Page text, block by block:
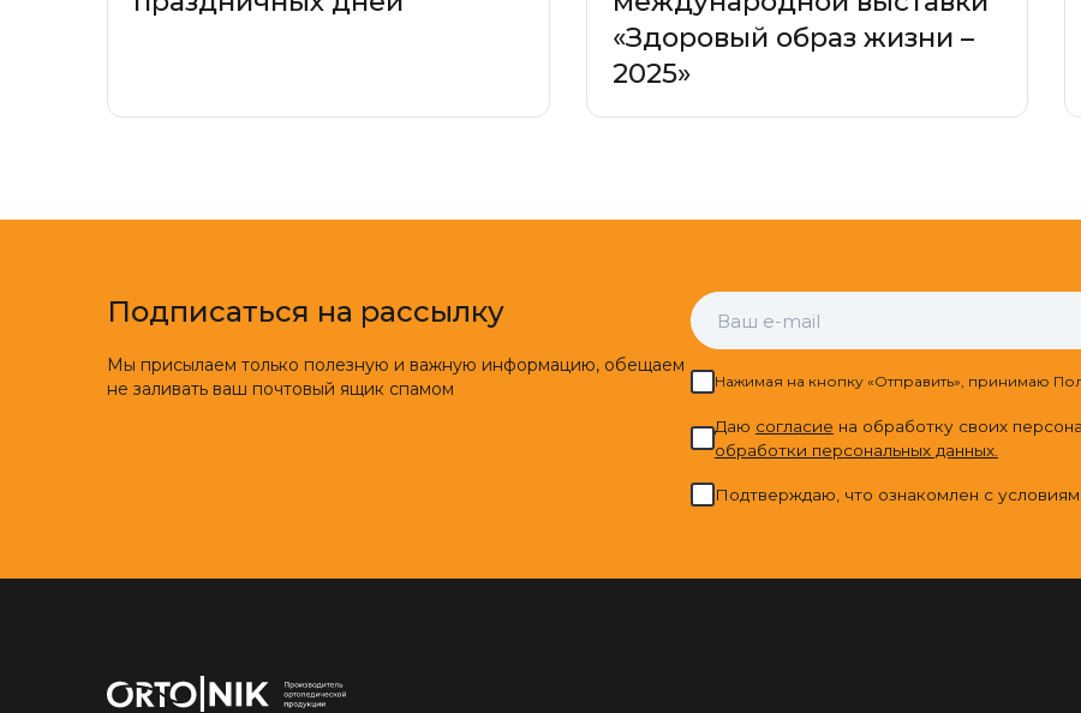
«Здоровый образ жизни –
2025»
Подписаться на рассылку
Мы присылаем только полезную и важную информацию, обещаем
не заливать ваш почтовый ящик спамом
Нажимая на кнопку «Отправить», принимаю
Даю cогласие на обработку своих
обработки персональных данных.
Подтверждаю, что ознакомлен с